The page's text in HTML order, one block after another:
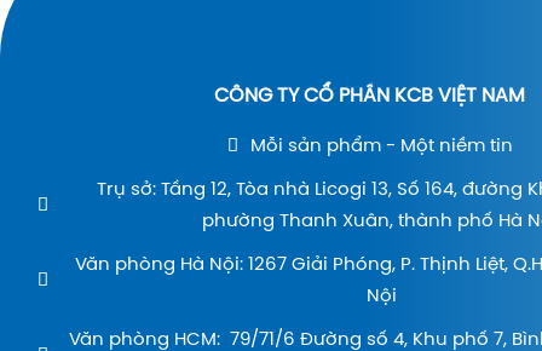
CÔNG TY CỔ PHẦN KCB VIỆT NAM
Mỗi sản phẩm - Một niềm tin
Trụ sở: Tầng 12, Tòa nhà Licogi 13, Số 164, đường
phường Thanh Xuân, thành phố Hà
Văn phòng Hà Nội: 1267 Giải Phóng, P. Thịnh Liệt,
Nội
Văn phòng HCM: 79/71/6 Đường số 4, Khu phố 7,